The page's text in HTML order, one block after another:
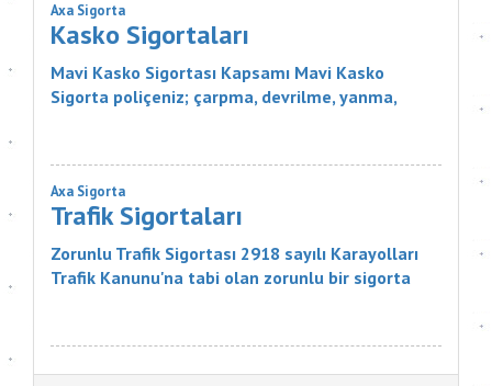
Axa Sigorta
Kasko Sigortaları
Mavi Kasko Sigortası Kapsamı Mavi Kasko
Sigorta poliçeniz; çarpma, devrilme, yanma,
Axa Sigorta
Trafik Sigortaları
Zorunlu Trafik Sigortası 2918 sayılı Karayolları
Trafik Kanunu'na tabi olan zorunlu bir sigorta